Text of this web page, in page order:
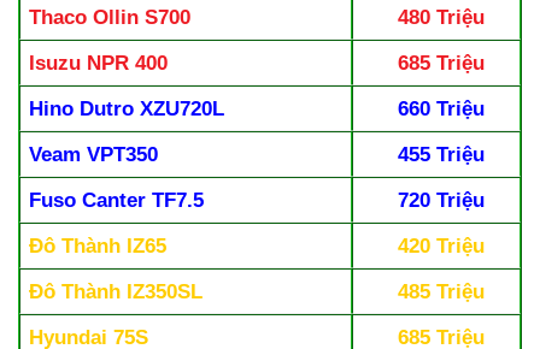
Thaco Ollin S700
480 Triệu
Isuzu NPR 400
685 Triệu
Hino Dutro XZU720L
660 Triệu
Veam VPT350
455 Triệu
Fuso Canter TF7.5
720 Triệu
Đô Thành IZ65
420 Triệu
Đô Thành IZ350SL
485 Triệu
Hyundai 75S
685 Triệu